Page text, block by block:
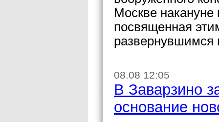
Москве накануне
посвященная
08.08 12:05
В Заварзино
основание